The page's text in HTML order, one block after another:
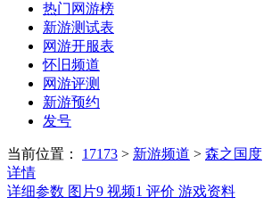
热门网游榜
新游测试表
网游开服表
怀旧频道
网游评测
新游预约
发号
当前位置： 17173 > 新游频道 > 森之国度
详情
详细参数 图片9 视频1 评价 游戏资料